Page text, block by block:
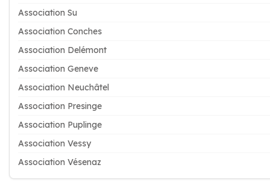
Association Su
Association Conches
Association Delémont
Association Geneve
Association Neuchâtel
Association Presinge
Association Puplinge
Association Vessy
Association Vésenaz